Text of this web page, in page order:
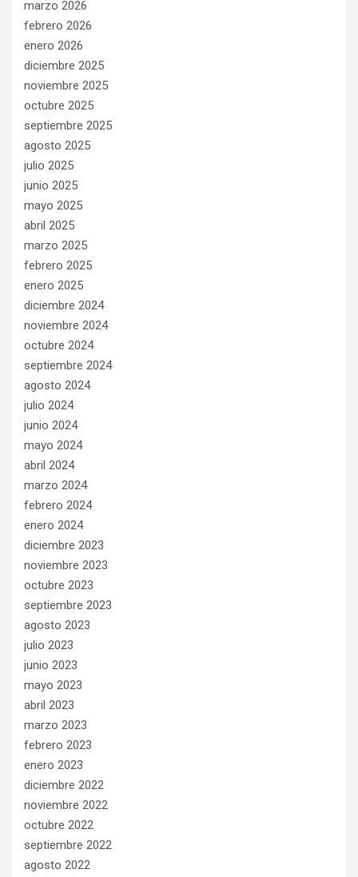
marzo 2026
febrero 2026
enero 2026
diciembre 2025
noviembre 2025
octubre 2025
septiembre 2025
agosto 2025
julio 2025
junio 2025
mayo 2025
abril 2025
marzo 2025
febrero 2025
enero 2025
diciembre 2024
noviembre 2024
octubre 2024
septiembre 2024
agosto 2024
julio 2024
junio 2024
mayo 2024
abril 2024
marzo 2024
febrero 2024
enero 2024
diciembre 2023
noviembre 2023
octubre 2023
septiembre 2023
agosto 2023
julio 2023
junio 2023
mayo 2023
abril 2023
marzo 2023
febrero 2023
enero 2023
diciembre 2022
noviembre 2022
octubre 2022
septiembre 2022
agosto 2022